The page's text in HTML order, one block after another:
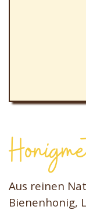
Aus reinen
Bienenhonig,